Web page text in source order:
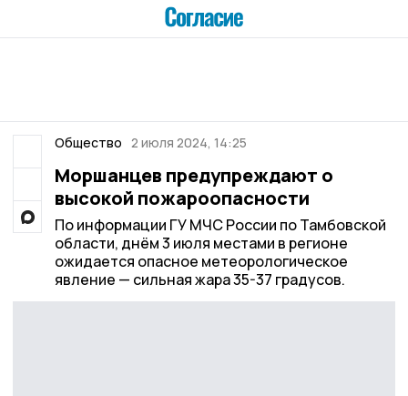
Общество 2 июля 2024, 14:25
Моршанцев предупреждают о
высокой пожароопасности
По информации ГУ МЧС России по Тамбовской
области, днём 3 июля местами в регионе
ожидается опасное метеорологическое
явление — сильная жара 35-37 градусов.